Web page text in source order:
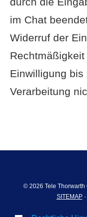
im Chat
Widerruf der
Einwilligung
Verarbeitung
© 2026 Tele Thorwarth
SITEMAP·